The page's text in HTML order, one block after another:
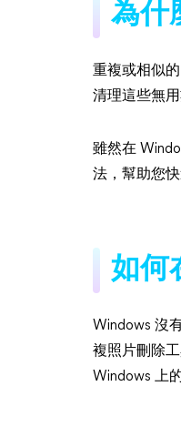
為什
重複或相似
清理這些無
雖然在
法，幫助您
如何
Windows 沒
複照片刪除
Windows 上